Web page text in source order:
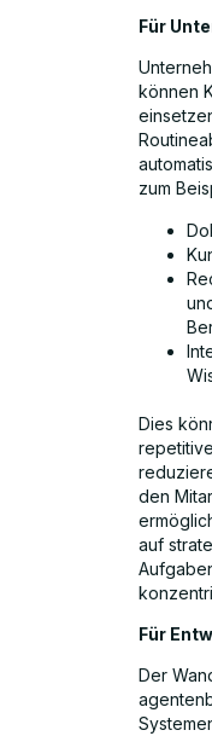
Für
können
zum
Dies
den
auf
Für
Der